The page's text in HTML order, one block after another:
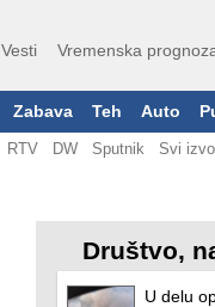
Vesti Vremenska
Zabava Teh Auto
RTV DW Sputnik Svi
Društvo,
U delu